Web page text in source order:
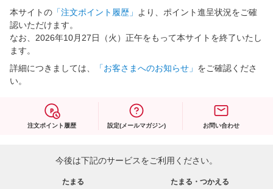
本サイトの 「注文ポイント履歴」
より、ポイント進呈状況をご確
認いただけます。
なお、2026年10月27日（火）正午をもって本サイトを終了いたし
ます。
詳細につきましては、
「お客さまへのお知らせ」 をご確認くださ
い。
注文ポイント履歴 設定(メールマガジン) お問い合わせ
今後は下記のサービスをご利用ください。
たまる たまる・つかえる